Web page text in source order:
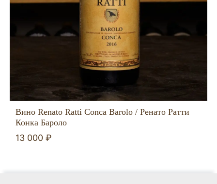
Вино Renato Ratti Conca Barolo / Ренато Ратти
Конка Бароло
13 000 ₽